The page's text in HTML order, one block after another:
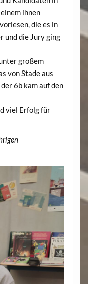
ihnen
die es in
und die Jury ging
großem
von Stade aus
6b kam auf den
viel Erfolg für